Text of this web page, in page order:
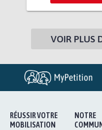
VOIR PLUS
RÉUSSIR VOTRE
MOBILISATION
NOTRE